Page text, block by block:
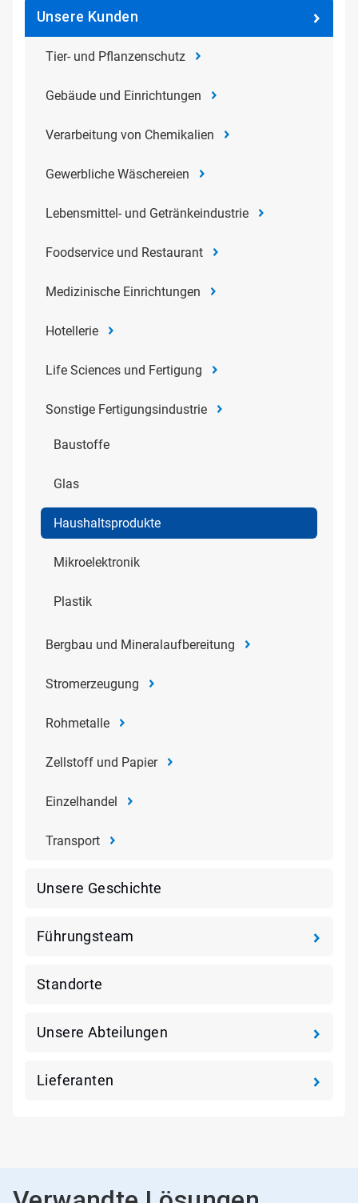
Unsere Kunden
Tier- und Pflanzenschutz
Gebäude und Einrichtungen
Verarbeitung von Chemikalien
Gewerbliche Wäschereien
Lebensmittel- und Getränkeindustrie
Foodservice und Restaurant
Medizinische Einrichtungen
Hotellerie
Life Sciences und Fertigung
Sonstige Fertigungsindustrie
Baustoffe
Glas
Haushaltsprodukte
Mikroelektronik
Plastik
Bergbau und Mineralaufbereitung
Stromerzeugung
Rohmetalle
Zellstoff und Papier
Einzelhandel
Transport
Unsere Geschichte
Führungsteam
Standorte
Unsere Abteilungen
Lieferanten